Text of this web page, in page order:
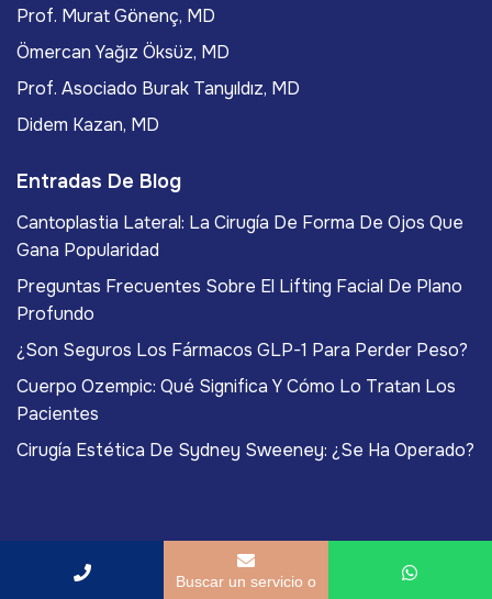
Prof. Murat Gönenç, MD
Ömercan Yağız Öksüz, MD
Prof. Asociado Burak Tanyıldız, MD
Didem Kazan, MD
Entradas De Blog
Cantoplastia Lateral: La Cirugía De Forma De Ojos Que
Gana Popularidad
Preguntas Frecuentes Sobre El Lifting Facial De Plano
Profundo
¿Son Seguros Los Fármacos GLP-1 Para Perder Peso?
Cuerpo Ozempic: Qué Significa Y Cómo Lo Tratan Los
Pacientes
Cirugía Estética De Sydney Sweeney: ¿Se Ha Operado?
Copyright ACIBADEM Beauty Center
. Todos los
Buscar un servicio o